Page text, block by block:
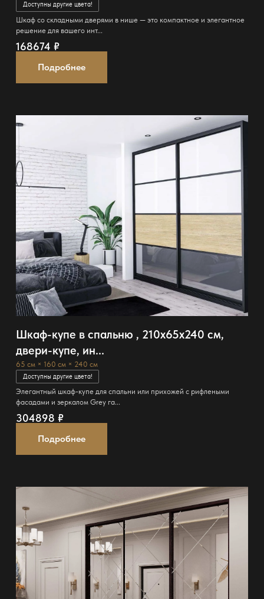
Доступны другие цвета!
Шкаф со складными дверями в нише — это компактное и элегантное
решение для вашего инт...
168674 ₽
Подробнее
Шкаф-купе в спальню , 210x65x240 см,
двери-купе, ин...
65 см × 160 см × 240 см
Доступны другие цвета!
Элегантный шкаф-купе для спальни или прихожей с рифлеными
фасадами и зеркалом Grey га...
304898 ₽
Подробнее